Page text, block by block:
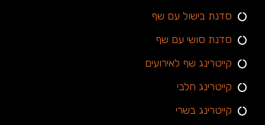
סדנת בישול עם שף
סדנת סושי עם שף
קייטרינג שף לאירועים
קייטרינג חלבי
קייטרינג בשרי